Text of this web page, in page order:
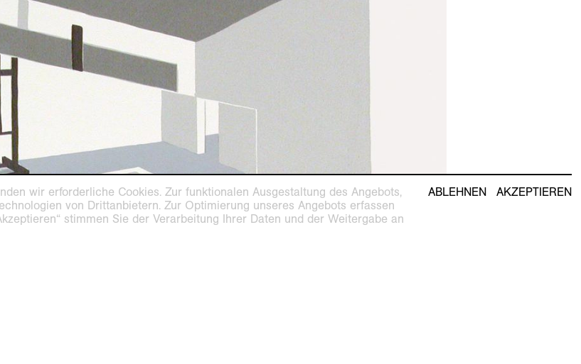
wir erforderliche Cookies. Zur funktionalen Ausgestaltung des Angebots,
von Drittanbietern. Zur Optimierung unseres Angebots erfassen
stimmen Sie der Verarbeitung Ihrer Daten und der Weitergabe an
ABLEHNEN AKZEPTIEREN